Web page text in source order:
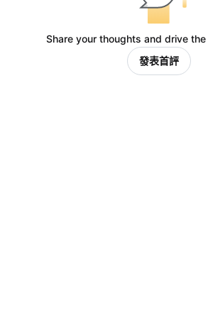
Share your thoughts and drive
發表首評